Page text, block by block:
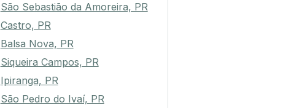
São Sebastião da Amoreira, PR
Castro, PR
Balsa Nova, PR
Siqueira Campos, PR
Ipiranga, PR
São Pedro do Ivaí, PR